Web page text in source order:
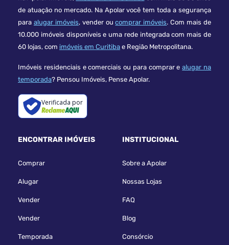
de atuação no mercado. Na Apolar você tem toda a segurança
para alugar imóveis, vender oucomprar imóveis. Com mais de
10.000 imóveis disponíveis e uma rede integrada com mais de
60 lojas, com imóveis em Curitiba e Região Metropolitana.
Imóveis residenciais e comerciais ou para comprar ealugar na
temporada? Pensou Imóveis, Pense Apolar.
Verificada por
ENCONTRAR IMÓVEIS
Comprar
Alugar
Vender
Vender
Temporada
INSTITUCIONAL
Sobre a Apolar
Nossas Lojas
FAQ
Blog
Consórcio